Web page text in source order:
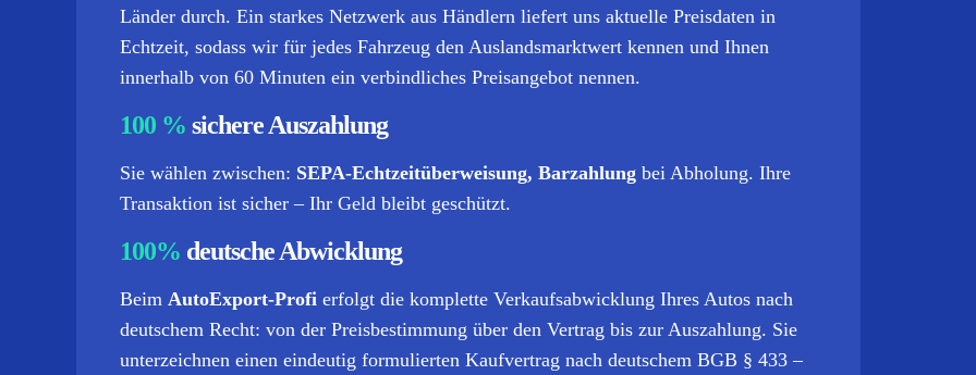
Länder durch. Ein starkes Netzwerk aus Händlern liefert uns aktuelle Preisdaten in
Echtzeit, sodass wir für jedes Fahrzeug den Auslandsmarktwert kennen und Ihnen
innerhalb von 60 Minuten ein verbindliches Preisangebot nennen.
100 % sichere Auszahlung
Sie wählen zwischen: SEPA-Echtzeitüberweisung, Barzahlung bei Abholung. Ihre
Transaktion ist sicher – Ihr Geld bleibt geschützt.
100% deutsche Abwicklung
Beim AutoExport-Profi erfolgt die komplette Verkaufsabwicklung Ihres Autos nach
deutschem Recht: von der Preisbestimmung über den Vertrag bis zur Auszahlung. Sie
unterzeichnen einen eindeutig formulierten Kaufvertrag nach deutschem BGB § 433 –